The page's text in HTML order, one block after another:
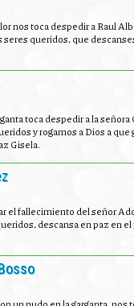
nos toca despedir a Raul
queridos, que
toca despedir a la
y rogamos a Dios a
Gisela.
el fallecimiento del señor
descansa en paz en